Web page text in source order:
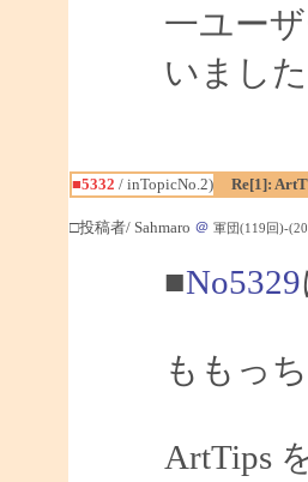
一ユー
いました
■5332 / inTopicNo.2) Re[1]:
□投稿者/ Sahmaro ＠ 軍団(119回)-
■No5329
ももっ
ArtTips